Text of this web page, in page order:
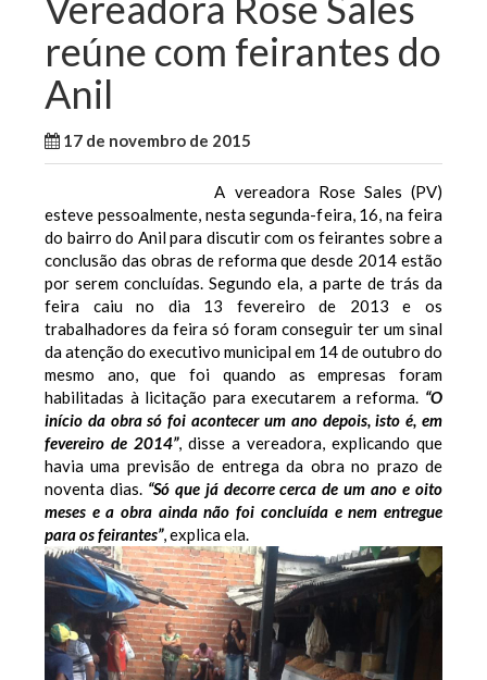
reúne com feirantes do
Anil
17 de novembro de 2015
A vereadora Rose Sales (PV)
esteve pessoalmente, nesta segunda-feira, 16, na feira
do bairro do Anil para discutir com os feirantes sobre a
conclusão das obras de reforma que desde 2014 estão
por serem concluídas. Segundo ela, a parte de trás da
feira caiu no dia 13 fevereiro de 2013 e os
trabalhadores da feira só foram conseguir ter um sinal
da atenção do executivo municipal em 14 de outubro do
mesmo ano, que foi quando as empresas foram
habilitadas à licitação para executarem a reforma. “O
início da obra só foi acontecer um ano depois, isto é, em
fevereiro de 2014”, disse a vereadora, explicando que
havia uma previsão de entrega da obra no prazo de
noventa dias. “Só que já decorre cerca de um ano e oito
meses e a obra ainda não foi concluída e nem entregue
para os feirantes”, explica ela.